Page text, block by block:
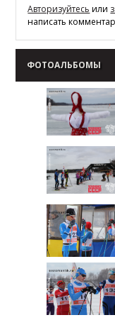
Авторизуйтесь или
написать
ФОТОАЛЬБОМЫ